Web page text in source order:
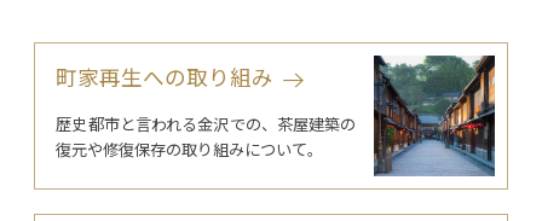
町家再生への取り組み
歴史都市と言われる金沢での、茶屋建築の
復元や修復保存の取り組みについて。